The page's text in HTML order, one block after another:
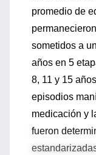
promedio de
sometidos a
años en 5
8, 11 y 15
episodios
medicación y
fueron